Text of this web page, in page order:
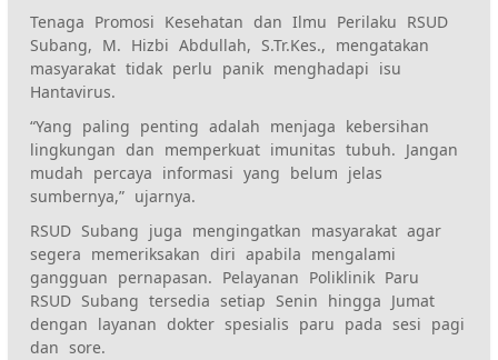
Tenaga Promosi Kesehatan dan Ilmu Perilaku RSUD
Subang, M. Hizbi Abdullah, S.Tr.Kes., mengatakan
masyarakat tidak perlu panik menghadapi isu
Hantavirus.
“Yang paling penting adalah menjaga kebersihan
lingkungan dan memperkuat imunitas tubuh. Jangan
mudah percaya informasi yang belum jelas
sumbernya,” ujarnya.
RSUD Subang juga mengingatkan masyarakat agar
segera memeriksakan diri apabila mengalami
gangguan pernapasan. Pelayanan Poliklinik Paru
RSUD Subang tersedia setiap Senin hingga Jumat
dengan layanan dokter spesialis paru pada sesi pagi
dan sore.